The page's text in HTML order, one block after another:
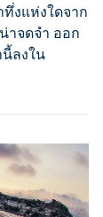
งแห่งใดจาก
าจดจำ ออก
ลงใน